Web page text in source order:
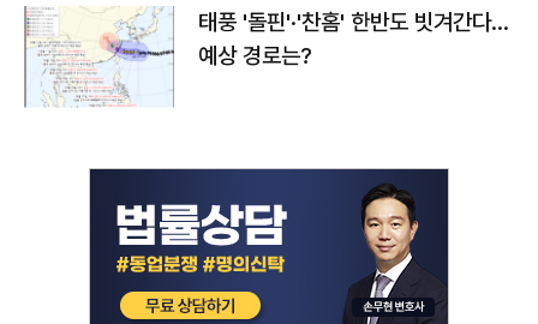
태풍 '돌핀'·'찬홈' 한반도 빗겨간다…
예상 경로는?